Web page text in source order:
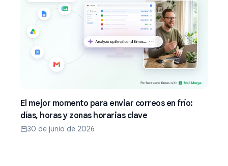
El mejor momento para enviar correos en frío:
días, horas y zonas horarias clave
30 de junio de 2026